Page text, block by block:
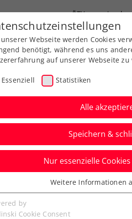
ÖTV
Ausbildung Services
–
und ÖTV TV
Webseite werden Cookies
benötigt, während es uns
auf unserer Webseite zu
Essenziell Statistiken
Alle
Speichern &
Nur essenzielle
Cookies werden für
benötigt. Dadurch ist
Weitere Informationen
by
Cookie Consent